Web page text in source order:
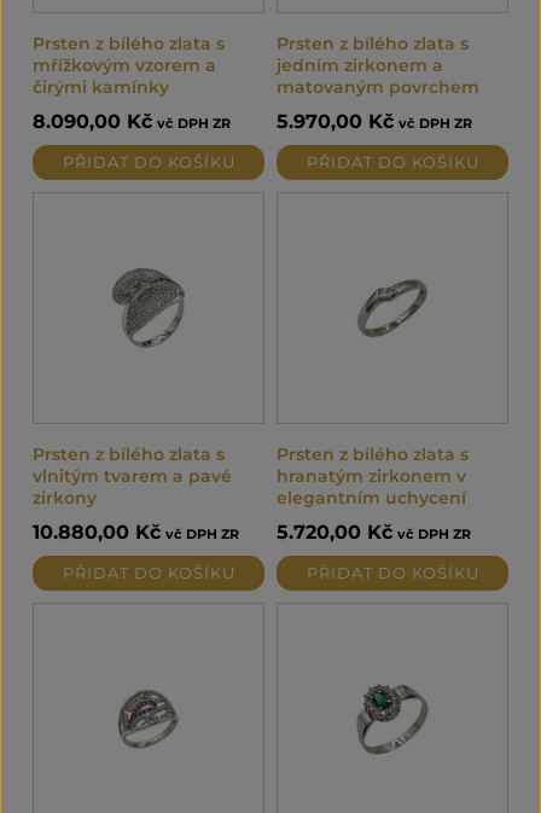
Prsten z bílého zlata s
mřížkovým vzorem a
čirými kamínky
8.090,00 Kč vč DPH ZR
PŘIDAT DO KOŠÍKU
Prsten z bílého zlata s
jedním zirkonem a
matovaným povrchem
5.970,00 Kč vč DPH ZR
PŘIDAT DO KOŠÍKU
Prsten z bílého zlata s
vlnitým tvarem a pavé
zirkony
10.880,00 Kč vč DPH ZR
PŘIDAT DO KOŠÍKU
Prsten z bílého zlata s
hranatým zirkonem v
elegantním uchycení
5.720,00 Kč vč DPH ZR
PŘIDAT DO KOŠÍKU